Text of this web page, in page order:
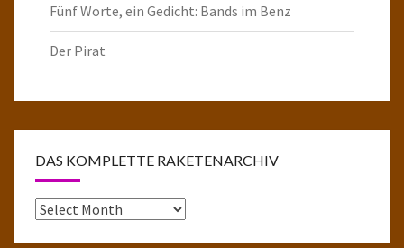
Fünf Worte, ein Gedicht: Bands im Benz
Der Pirat
DAS KOMPLETTE RAKETENARCHIV
Das